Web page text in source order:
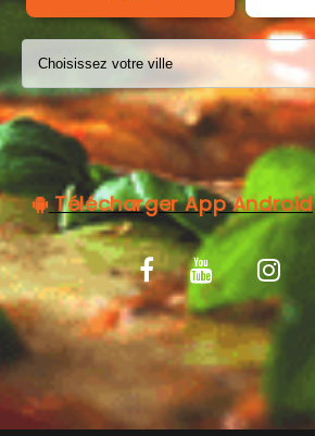
Télécharger App Android